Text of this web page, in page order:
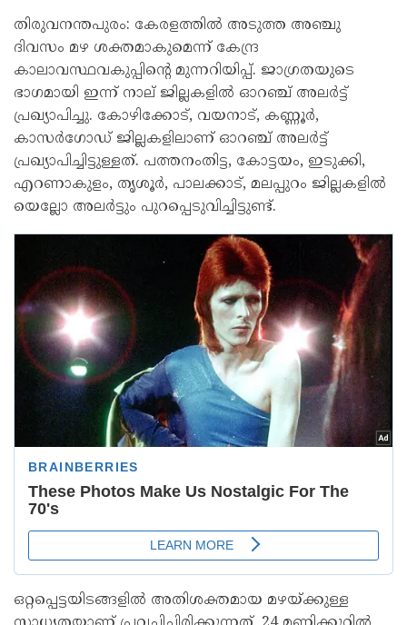
തിരുവനന്തപുരം: കേരളത്തിൽ അടുത്ത അഞ്ചു
ദിവസം മഴ ശക്തമാകുമെന്ന് കേന്ദ്ര
കാലാവസ്ഥവകുപ്പിന്റെ മുന്നറിയിപ്പ്. ജാഗ്രതയുടെ
ഭാഗമായി ഇന്ന് നാല് ജില്ലകളിൽ ഓറഞ്ച് അലർട്ട്
പ്രഖ്യാപിച്ചു. കോഴിക്കോട്, വയനാട്, കണ്ണൂർ,
കാസർഗോഡ് ജില്ലകളിലാണ് ഓറഞ്ച് അലർട്ട്
പ്രഖ്യാപിച്ചിട്ടുള്ളത്. പത്തനംതിട്ട, കോട്ടയം, ഇടുക്കി,
എറണാകുളം, തൃശൂർ, പാലക്കാട്, മലപ്പുറം ജില്ലകളിൽ
യെല്ലോ അലർട്ടും പുറപ്പെടുവിച്ചിട്ടുണ്ട്.
ഒറ്റപ്പെട്ടയിടങ്ങളിൽ അതിശക്തമായ മഴയ്ക്കുള്ള